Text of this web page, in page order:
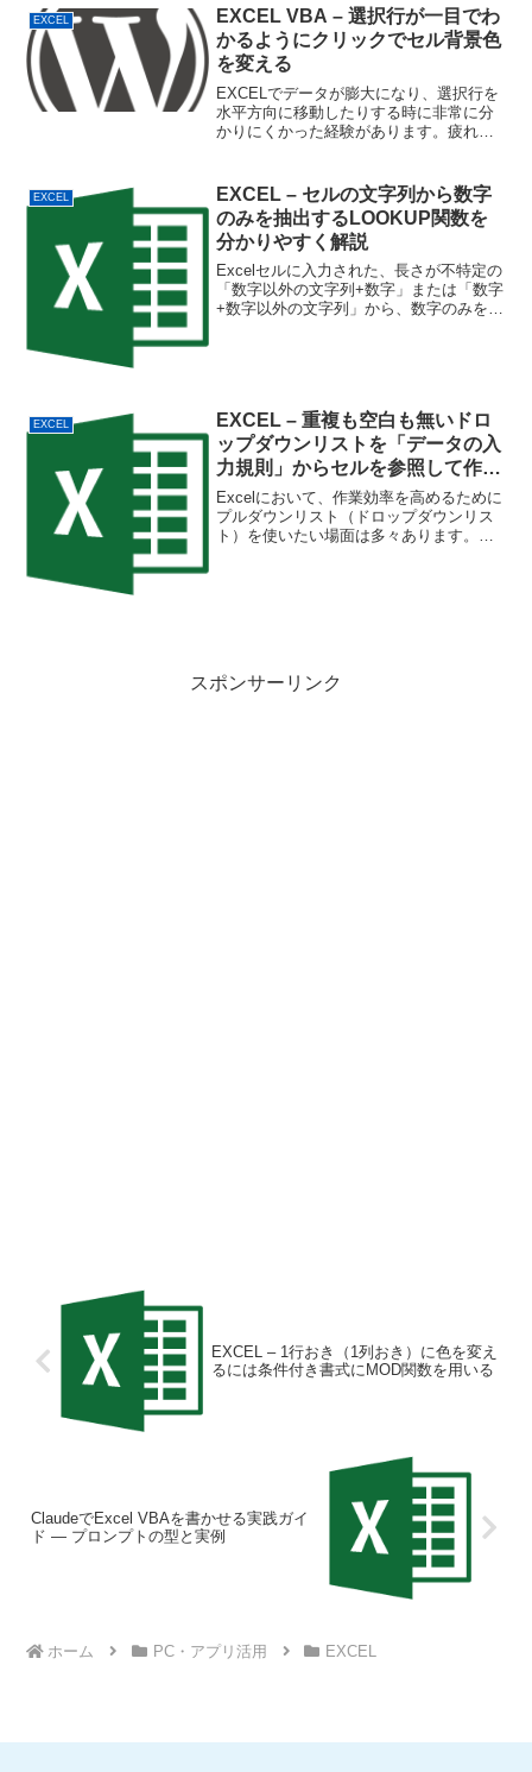
んで前後しているだけの違いだと削除対
象になり...
EXCEL
EXCEL VBA – 選択行が一目でわ
かるようにクリックでセル背景色
を変える
EXCELでデータが膨大になり、選択行を
水平方向に移動したりする時に非常に分
かりにくかった経験があります。疲れ目
ずれてしまったり、横スクロールで選択
行が分からなくなって...
EXCEL
EXCEL – セルの文字列から数字
のみを抽出するLOOKUP関数を
分かりやすく解説
Excelセルに入力された、長さが不特定の
「数字以外の文字列+数字」または「数字
+数字以外の文字列」から、数字のみを抽
EXCEL
EXCEL – 重複も空白も無いドロ
ップダウンリストを「データの入
力規則」からセルを参照して作る
方法
Excelにおいて、作業効率を高めるために
プルダウンリスト（ドロップダウンリス
ト）を使いたい場面は多々あります。そ
スポンサーリンク
EXCEL – 1行おき（1列おき）に色を変え
るには条件付き書式にMOD関数を用いる
ClaudeでExcel VBAを書かせる実践ガイ
ド — プロンプトの型と実例
ホーム PC・アプリ活用 EXCEL